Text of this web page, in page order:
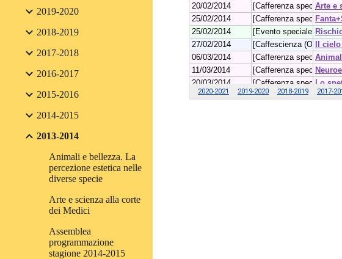
2019-2020
2018-2019
2017-2018
2016-2017
2015-2016
2014-2015
2013-2014
Animali e bellezza. La
percezione estetica nelle
diverse specie
Arte e scienza alla corte
dei Medici
Assemblea
programmazione
stagione 2014-2015